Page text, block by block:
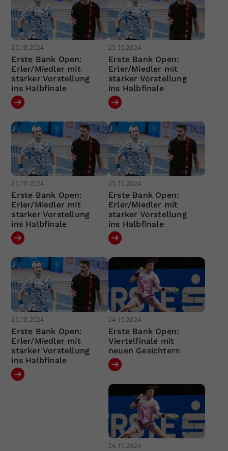
25.10.2024
Erste Bank Open:
Erler/Miedler mit
starker Vorstellung
ins Halbfinale
25.10.2024
Erste Bank Open:
Erler/Miedler mit
starker Vorstellung
ins Halbfinale
25.10.2024
Erste Bank Open:
Erler/Miedler mit
starker Vorstellung
ins Halbfinale
25.10.2024
Erste Bank Open:
Erler/Miedler mit
starker Vorstellung
ins Halbfinale
25.10.2024
Erste Bank Open:
Erler/Miedler mit
starker Vorstellung
ins Halbfinale
24.10.2024
Erste Bank Open:
Viertelfinale mit
neuen Gesichtern
24.10.2024